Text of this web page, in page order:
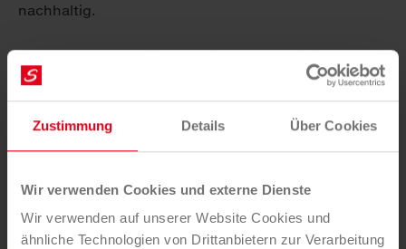
Zustimmung Details Über Cookies
Wir verwenden Cookies und externe Dienste
Wir verwenden auf unserer Website Cookies und
ähnliche Technologien von Drittanbietern zur Verarbeitung
nachhaltig.
Kosten- und Zeitersparnis durch Optimierung
Langjährige Erfahrungswerte und Spezial-Know-
how
Bessere Übersicht über abfallwirtschaftliche
Rechtssicherheit durch Experten